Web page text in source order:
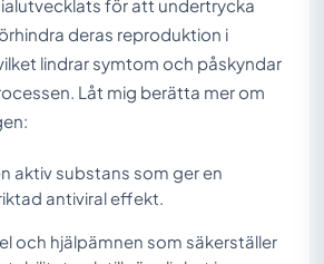
för att undertrycka
deras reproduktion i
lindrar symtom och påskyndar
Låt mig berätta mer om
aktiv substans som ger en
antiviral effekt.
och hjälpämnen som säkerställer